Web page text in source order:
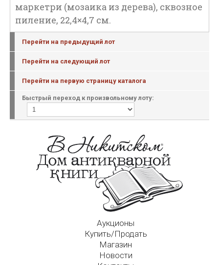
маркетри (мозаика из дерева), сквозное
пиление, 22,4×4,7 см.
Перейти на предыдущий лот
Перейти на следующий лот
Перейти на первую страницу каталога
Быстрый переход к произвольному лоту:
Аукционы
Купить/Продать
Магазин
Новости